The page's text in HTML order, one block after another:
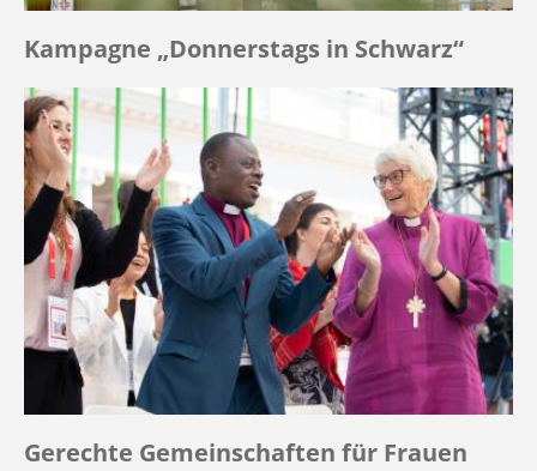
Kampagne „Donnerstags in Schwarz“
Gerechte Gemeinschaften für Frauen